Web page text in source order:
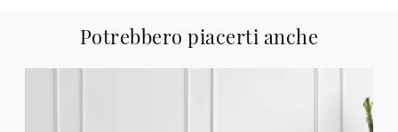
Potrebbero piacerti anche